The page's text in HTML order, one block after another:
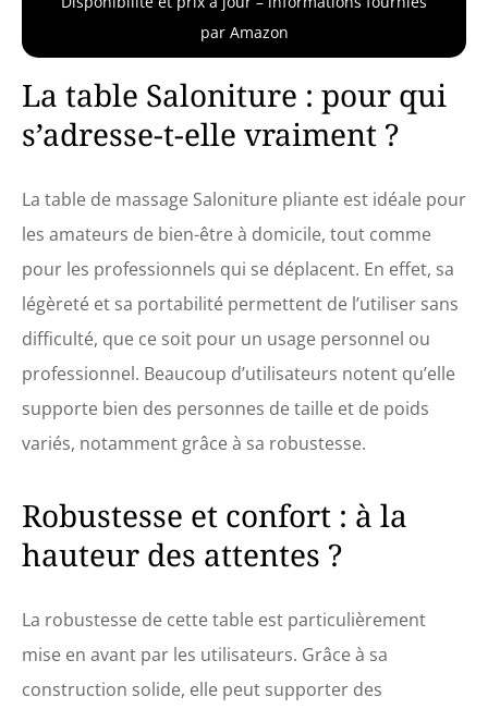
par Amazon
La table Saloniture : pour qui
s’adresse-t-elle vraiment ?
La table de massage Saloniture pliante est idéale pour
les amateurs de bien-être à domicile, tout comme
pour les professionnels qui se déplacent. En effet, sa
légèreté et sa portabilité permettent de l’utiliser sans
difficulté, que ce soit pour un usage personnel ou
professionnel. Beaucoup d’utilisateurs notent qu’elle
supporte bien des personnes de taille et de poids
variés, notamment grâce à sa robustesse.
Robustesse et confort : à la
hauteur des attentes ?
La robustesse de cette table est particulièrement
mise en avant par les utilisateurs. Grâce à sa
construction solide, elle peut supporter des